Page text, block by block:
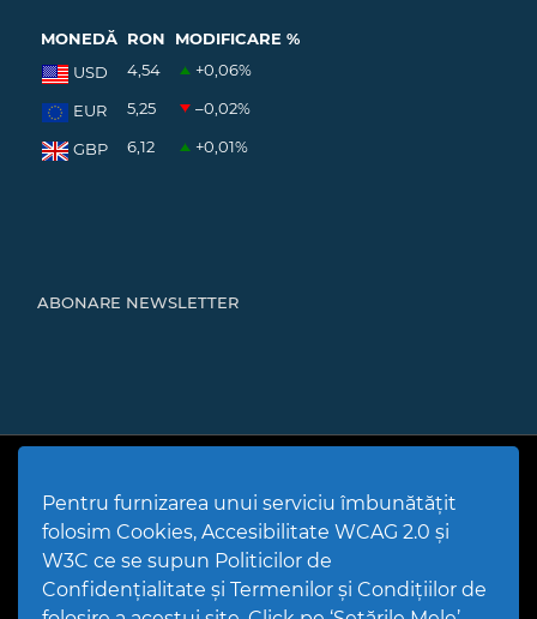
Pentru furnizarea unui serviciu îmbunătățit
folosim Cookies, Accesibilitate WCAG 2.0 și
W3C ce se supun Politicilor de
Confidențialitate și Termenilor și Condițiilor de
MONEDĂ RON
MODIFICARE %
USD
4,54 +0,06%
EUR 5,25 –0,02%
GBP 6,12 +0,01%
ABONARE NEWSLETTER
Mărgineni
Politică de utilizare Cookies|Politică de confidențialitate site
Termeni și condiții de utilizare a site-ului
Hartă Website